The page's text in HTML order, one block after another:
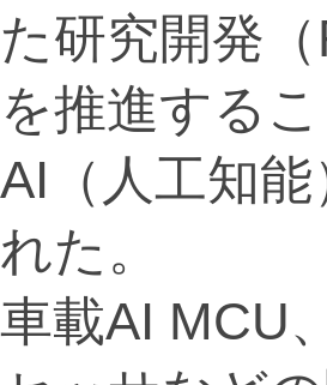
た研究開発
を推進する
AI（人工知
れた。
車載AI MCU